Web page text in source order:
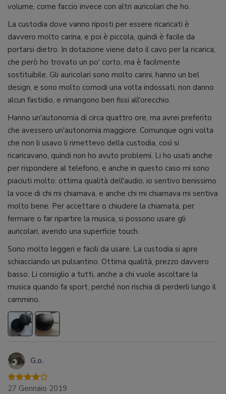
volume, come faccio invece con altri auricolari che ho.
La custodia dove vanno riposti per essere ricaricati è
davvero molto carina, e poi è piccola, quindi è facile da
portarsi dietro. In dotazione viene dato il cavo per la ricarica,
che però ho trovato un po' corto, ma è facilmente
sostituibile. Gli auricolari sono molto carini, hanno un bel
design, e sono molto comodi una volta indossati, non danno
alcun fastidio, e rimangono ben fissi all'orecchio.
Hanno un'autonomia di circa quattro ore, ma avrei preferito
che avessero un'autonomia maggiore. Comunque ogni volta
che non li usavo li rimettevo della custodia, così si
ricaricavano, quindi non ho avuto problemi. Li ho usati anche
per rispondere al telefono, e anche in questo caso mi sono
piaciuti molto: ottima qualità dell'audio, io sentivo benissimo
la voce di chi mi chiamava, e anche chi mi chiamava mi sentiva
molto bene. Per accettare o chiudere la chiamata, per
fermare o far ripartire la musica, si possono usare gli
auricolari, avendo una superficie touch.
Sono molto leggeri e facili da usare. La custodia si apre
schiacciando un pulsantino. Ottima qualità, prezzo davvero
basso. Li consiglio a tutti, anche a chi vuole ascoltare la
musica quando fa sport, perché non rischia di perderli lungo il
cammino.
G.o.
27 Gennaio 2019